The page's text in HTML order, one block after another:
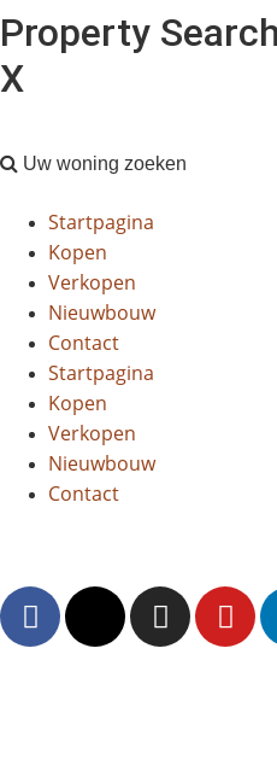
Property Search
X
Uw woning zoeken
Startpagina
Kopen
Verkopen
Nieuwbouw
Contact
Startpagina
Kopen
Verkopen
Nieuwbouw
Contact